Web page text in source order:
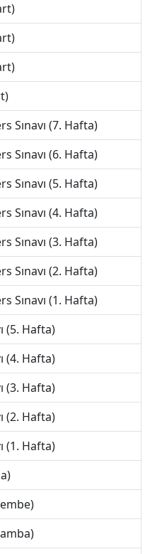
Sınavı (7. Hafta)
Sınavı (6. Hafta)
Sınavı (5. Hafta)
Sınavı (4. Hafta)
Sınavı (3. Hafta)
Sınavı (2. Hafta)
Sınavı (1. Hafta)
(5. Hafta)
(4. Hafta)
(3. Hafta)
(2. Hafta)
(1. Hafta)